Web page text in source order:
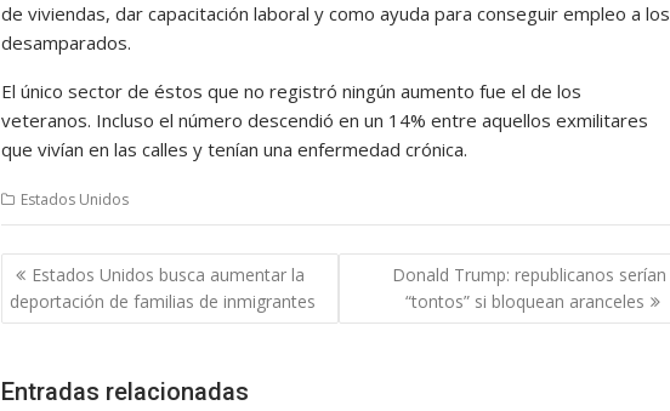
de viviendas, dar capacitación laboral y como ayuda para conseguir empleo a los
desamparados.
El único sector de éstos que no registró ningún aumento fue el de los
veteranos. Incluso el número descendió en un 14% entre aquellos exmilitares
que vivían en las calles y tenían una enfermedad crónica.
Estados Unidos
Navegación
de
entradas
Estados Unidos busca aumentar la
deportación de familias de inmigrantes
Donald Trump: republicanos serían
“tontos” si bloquean aranceles
Entradas relacionadas